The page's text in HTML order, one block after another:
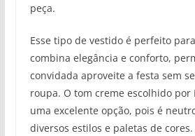
peça.
Esse tipo de vestido é perfeito
combina elegância e conforto,
convidada aproveite a festa sem
roupa. O tom creme escolhido por
uma excelente opção, pois é
diversos estilos e paletas de cores.